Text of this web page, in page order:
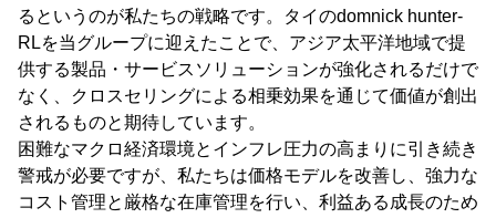
るというのが私たちの戦略です。タイのdomnick hunter-
RLを当グループに迎えたことで、アジア太平洋地域で提
供する製品・サービスソリューションが強化されるだけで
なく、クロスセリングによる相乗効果を通じて価値が創出
されるものと期待しています。
困難なマクロ経済環境とインフレ圧力の高まりに引き続き
警戒が必要ですが、私たちは価格モデルを改善し、強力な
コスト管理と厳格な在庫管理を行い、利益ある成長のため